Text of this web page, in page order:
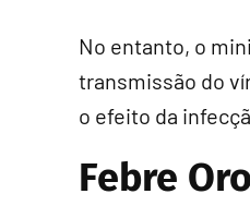
No entanto, o
transmissão do
o efeito da
Febre